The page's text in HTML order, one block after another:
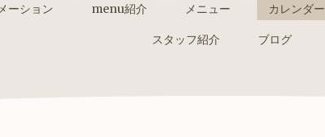
ーション menu紹介 メニュー カレンダー
スタッフ紹介 ブログ